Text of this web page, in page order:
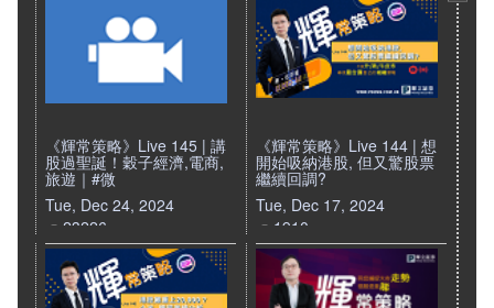
《輝常策略》Live 145 | 講
股過聖誕！穀子經濟,電商,
旅遊｜#微
Tue, Dec 24, 2024
23226
《輝常策略》Live 144 | 想
開始吸納港股, 但又驚股票
繼續回調?
Tue, Dec 17, 2024
1910